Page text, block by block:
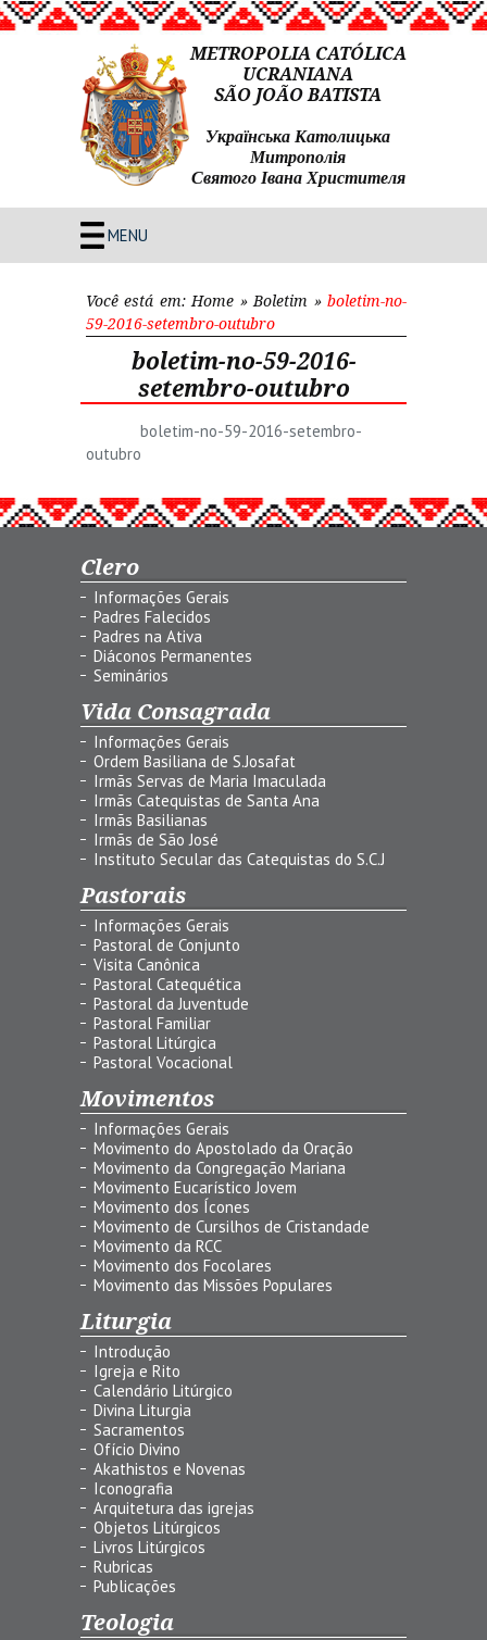
METROPOLIA CATÓLICA
UCRANIANA
SÃO JOÃO BATISTA
Українська Католицька
Митрополія
Святого Івана Христителя
MENU
Você está em: Home » Boletim »boletim-no-
59-2016-setembro-outubro
boletim-no-59-2016-
setembro-outubro
boletim-no-59-2016-setembro-
outubro
Clero
Informações Gerais
Padres Falecidos
Padres na Ativa
Diáconos Permanentes
Seminários
Vida Consagrada
Informações Gerais
Ordem Basiliana de S.Josafat
Irmãs Servas de Maria Imaculada
Irmãs Catequistas de Santa Ana
Irmãs Basilianas
Irmãs de São José
Instituto Secular das Catequistas do S.C.J
Pastorais
Informações Gerais
Pastoral de Conjunto
Visita Canônica
Pastoral Catequética
Pastoral da Juventude
Pastoral Familiar
Pastoral Litúrgica
Pastoral Vocacional
Movimentos
Informações Gerais
Movimento do Apostolado da Oração
Movimento da Congregação Mariana
Movimento Eucarístico Jovem
Movimento dos Ícones
Movimento de Cursilhos de Cristandade
Movimento da RCC
Movimento dos Focolares
Movimento das Missões Populares
Liturgia
Introdução
Igreja e Rito
Calendário Litúrgico
Divina Liturgia
Sacramentos
Ofício Divino
Akathistos e Novenas
Iconografia
Arquitetura das igrejas
Objetos Litúrgicos
Livros Litúrgicos
Rubricas
Publicações
Teologia